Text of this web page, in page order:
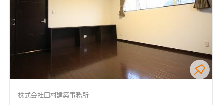
株式会社田村建築事務所